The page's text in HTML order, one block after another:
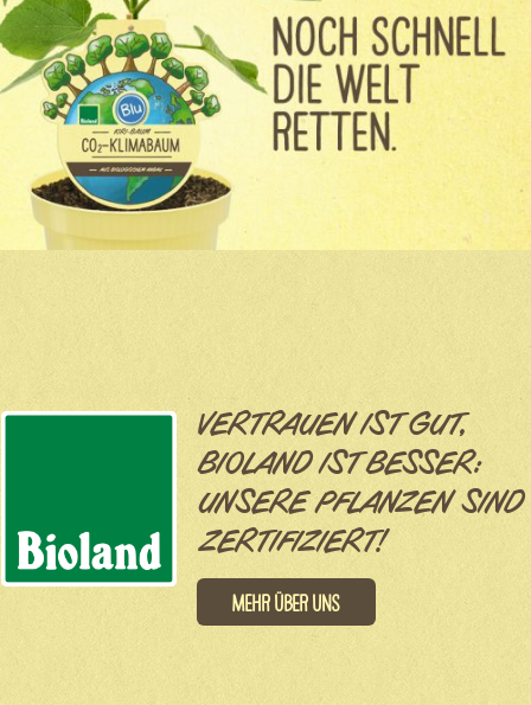
VERTRAUEN IST GUT,
BIOLAND IST BESSER:
UNSERE PFLANZEN SIND
ZERTIFIZIERT!
Mehr über uns